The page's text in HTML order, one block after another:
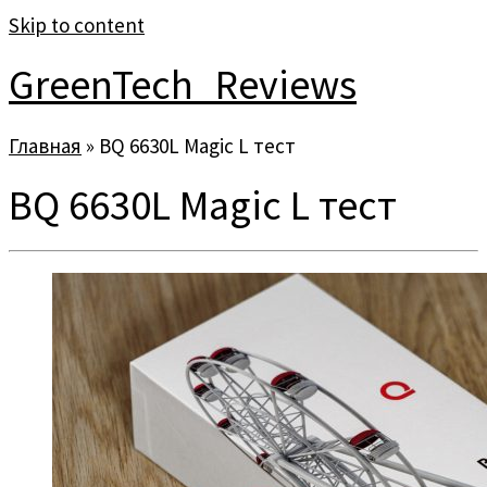
Skip to content
GreenTech_Reviews
Главная » BQ 6630L Magic L тест
BQ 6630L Magic L тест